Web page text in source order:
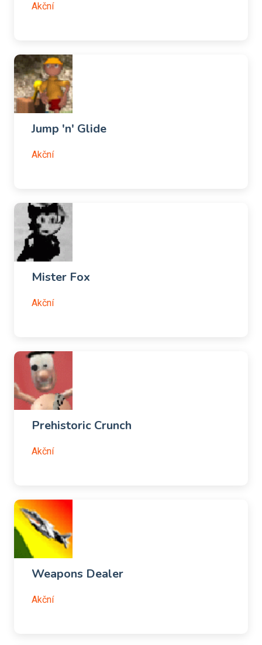
Akční
Jump 'n' Glide
Akční
Mister Fox
Akční
Prehistoric Crunch
Akční
Weapons Dealer
Akční